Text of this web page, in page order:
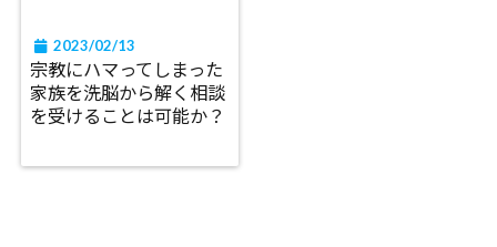
2023/02/13
宗教にハマってしまった
家族を洗脳から解く相談
を受けることは可能か？